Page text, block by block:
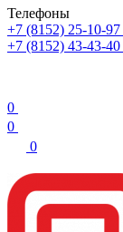
Телефоны
+7 (8152) 25-10-97
+7 (8152) 43-43-40
0
0
0